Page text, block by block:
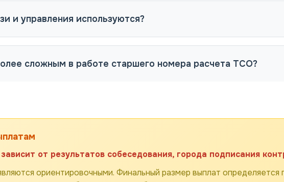
и управления используются?
сложным в работе старшего номера расчета ТСО?
от результатов собеседования, города подписания
ориентировочными. Финальный размер выплат определяется